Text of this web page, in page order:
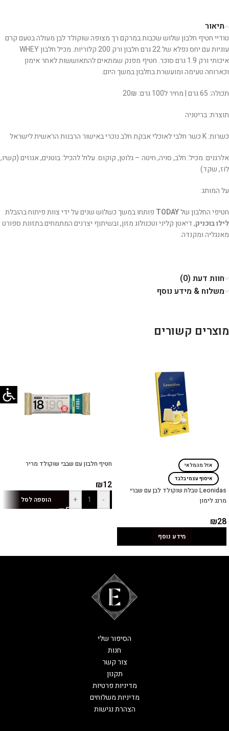
תיאור
טודיי חטיף חלבון שלוש שכבות במרקם רך מצופה שוקולד לבן מעולה בטעם קרם
עוגיות עם יחס נפלא של 22 גרם חלבון ורק 200 קלוריות. מכיל חלבון WHEY
איכותי ורק 1.9 גרם סוכר. חטיף מפנק שמתאים להתאוששות לאחר אימון
וכארוחה טעימה ומועשרת בחלבון במשך היום.
תכולה: 65 גרם | מחיר ל100 גרם: 20₪
תוצרת: בריטניה
כשרות: K כשר חלבי לאוכלי אבקת חלב נוכרי באישור הרבנות הראשית לישראל
אלרגנים: מכיל: חלב, סויה, חיטה – גלוטן, קוקוס. עלול להכיל: בוטנים, אגוזים (קשיו,
לוז, שקד)
על המותג:
חטיפי החלבון שלTODAY פותחו במשך כשלוש שנים על ידי צוות פיתוח בהובלת
לילו בוכניק, דיאטן קליני וטכנולוג מזון, ובשיתוף יצרנים המתמחים בתזונת ספורט
מאנגליה ומקנדה.
חוות דעת (0)
משלוח & מידע נוסף
מוצרים קשורים
אזל מהמלאי
איסוף עצמי בלבד
Leonidas טבלת שוקולד לבן עם שברי
מרנג לימון
₪28
מידע נוסף
חטיף חלבון עם שבבי שוקולד מריר
₪12
-
+ הוספה לסל
הסיפור שלי
חנות
צור קשר
תקנון
מדיניות פרטיות
מדיניות משלוחים
הצהרת נגישות